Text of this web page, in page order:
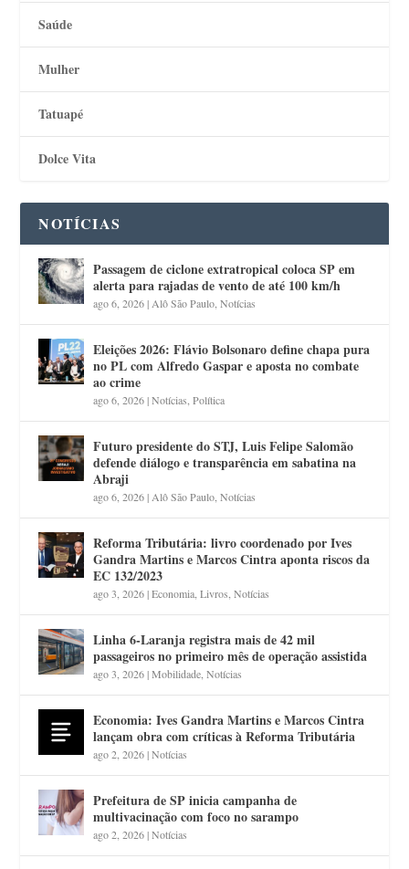
Saúde
Mulher
Tatuapé
Dolce Vita
NOTÍCIAS
Passagem de ciclone extratropical coloca SP em
alerta para rajadas de vento de até 100 km/h
ago 6, 2026| Alô São Paulo ,Notícias
Eleições 2026: Flávio Bolsonaro define chapa pura
no PL com Alfredo Gaspar e aposta no combate
ao crime
ago 6, 2026|Notícias ,Política
Futuro presidente do STJ, Luis Felipe Salomão
defende diálogo e transparência em sabatina na
Abraji
ago 6, 2026| Alô São Paulo ,Notícias
Reforma Tributária: livro coordenado por Ives
Gandra Martins e Marcos Cintra aponta riscos da
EC 132/2023
ago 3, 2026|Economia ,Livros ,Notícias
Linha 6-Laranja registra mais de 42 mil
passageiros no primeiro mês de operação assistida
ago 3, 2026|Mobilidade ,Notícias
Economia: Ives Gandra Martins e Marcos Cintra
lançam obra com críticas à Reforma Tributária
ago 2, 2026|Notícias
Prefeitura de SP inicia campanha de
multivacinação com foco no sarampo
ago 2, 2026|Notícias